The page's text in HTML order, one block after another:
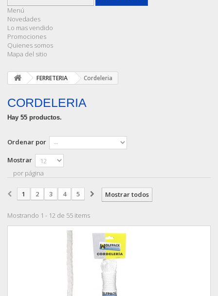
Menú
Novedades
Lo mas vendido
Promociones
Quienes somos
Mapa del sitio
FERRETERIA Cordeleria
CORDELERIA
Hay 55 productos.
Ordenar por
Mostrar
por página
Mostrar todos
1 2 3 4 5
Mostrando 1 - 12 de 55 items